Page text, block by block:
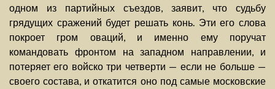
одном из партийных съездов, заявит, что судьбу
грядущих сражений будет решать конь. Эти его слова
покроет гром оваций, и именно ему поручат
командовать фронтом на западном направлении, и
потеряет его войско три четверти — если не больше —
своего состава, и откатится оно под самые московские